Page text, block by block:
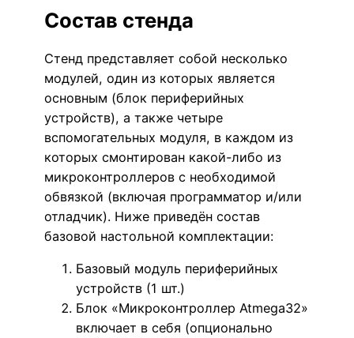
Состав стенда
Стенд представляет собой несколько
модулей, один из которых является
основным (блок периферийных
устройств), а также четыре
вспомогательных модуля, в каждом из
которых смонтирован какой-либо из
микроконтроллеров с необходимой
обвязкой (включая программатор и/или
отладчик). Ниже приведён состав
базовой настольной комплектации:
Базовый модуль периферийных
устройств (1 шт.)
Блок «Микроконтроллер Atmega32»
включает в себя (опционально